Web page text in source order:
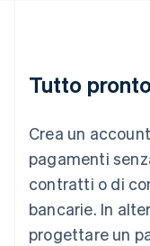
Tutto
Crea un
pagamenti
contratti o di
bancarie. In
progettare un
English
FrançaisDeutsch
English简体中文
Malta
English
Messico
Español English